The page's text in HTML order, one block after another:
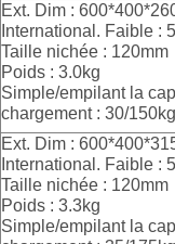
Ext. Dim :
International. Faible :
Taille nichée : 120mm
Poids : 3.0kg
Simple/empilant la
chargement : 30/
Ext. Dim :
International. Faible :
Taille nichée : 120mm
Poids : 3.3kg
Simple/empilant la